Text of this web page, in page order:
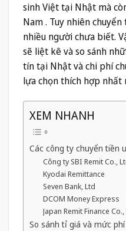
sinh Việt tại Nhật mà
Nam . Tuy nhiên
nhiều người chưa biết.
sẽ liệt kê và so sánh
tín tại Nhật và chi phí
lựa chọn thích hợp nhất
XEM NHANH
Các công ty chuyển tiền
Công ty SBI Remit Co.,
Kyodai Remittance
Seven Bank, Ltd
DCOM Money Express
Japan Remit Finance Co.,
So sánh tỉ giá và mức